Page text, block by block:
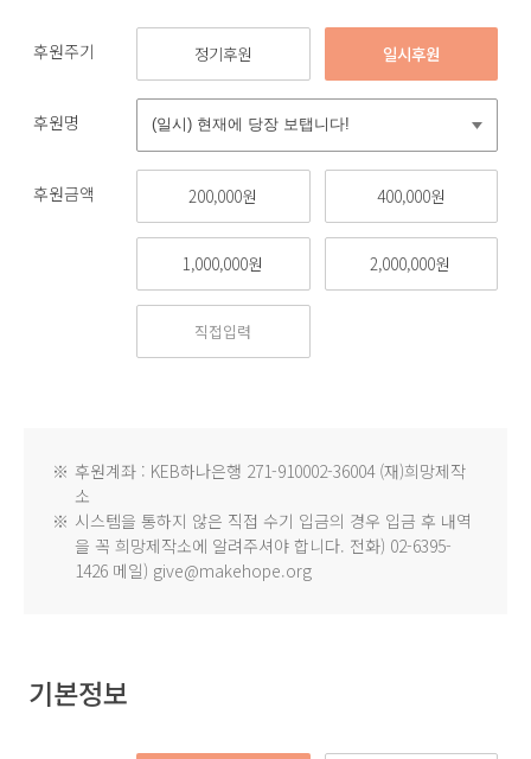
후원주기 정기후원 일시후원
후원명
후원금액 200,000원 400,000원
1,000,000원 2,000,000원
※ 후원계좌 : KEB하나은행 271-910002-36004 (재)희망제작
소
※ 시스템을 통하지 않은 직접 수기 입금의 경우 입금 후 내역
을 꼭 희망제작소에 알려주셔야 합니다. 전화) 02-6395-
1426 메일) give@makehope.org
기본정보